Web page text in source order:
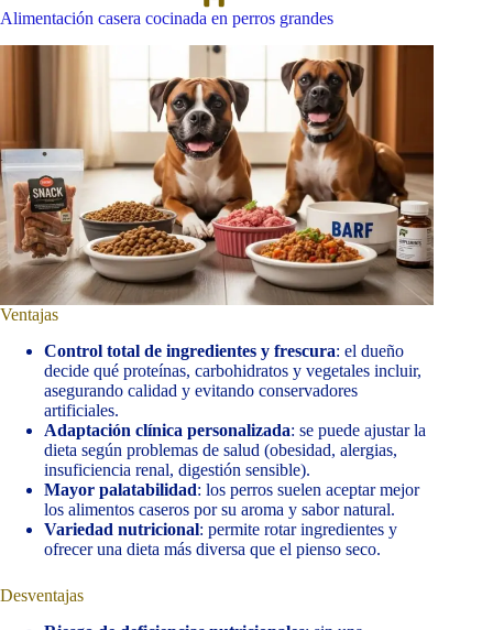
Alimentación casera cocinada en perros grandes
Ventajas
Control total de ingredientes y frescura: el dueño
decide qué proteínas, carbohidratos y vegetales incluir,
asegurando calidad y evitando conservadores
artificiales.
Adaptación clínica personalizada: se puede ajustar la
dieta según problemas de salud (obesidad, alergias,
insuficiencia renal, digestión sensible).
Mayor palatabilidad: los perros suelen aceptar mejor
los alimentos caseros por su aroma y sabor natural.
Variedad nutricional: permite rotar ingredientes y
ofrecer una dieta más diversa que el pienso seco.
Desventajas